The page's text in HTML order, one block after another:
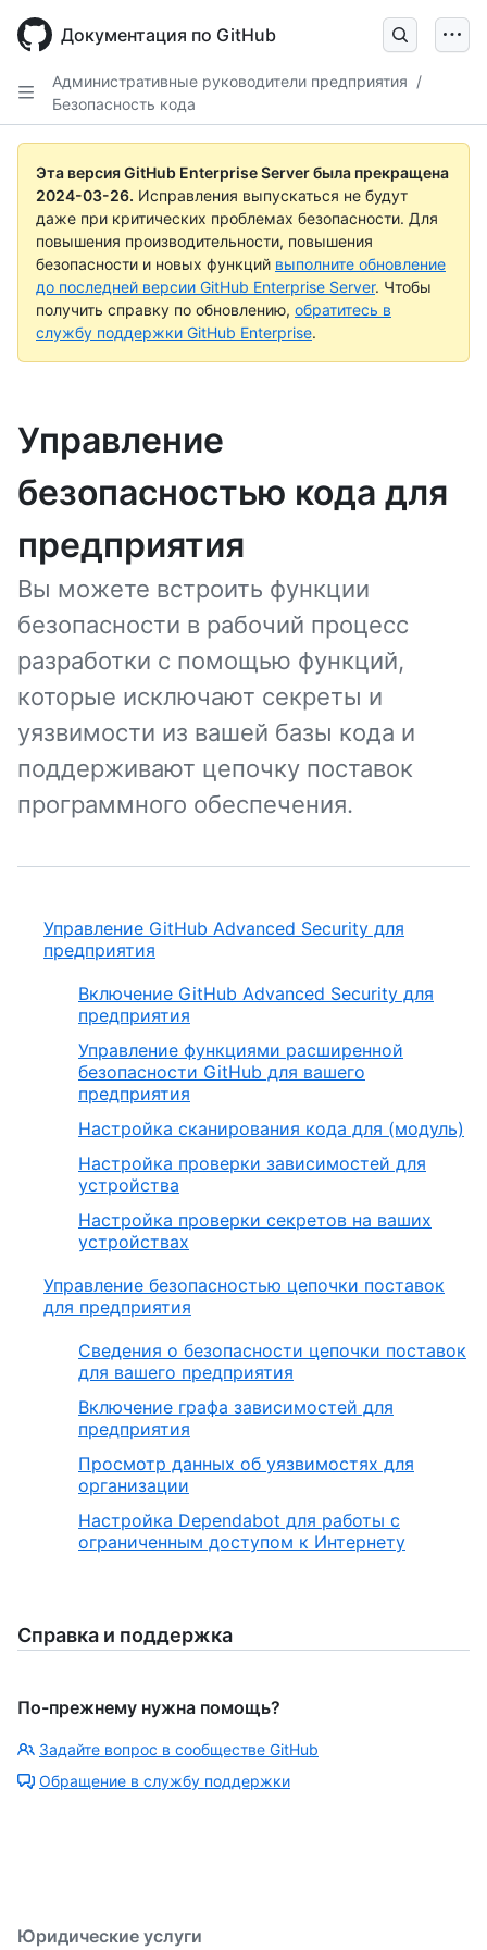
main
Документация по GitHub
Административные руководители предприятия /
Безопасность кода
Эта версия GitHub Enterprise Server была прекращена
2024-03-26. Исправления выпускаться не будут
даже при критических проблемах безопасности. Для
повышения производительности, повышения
безопасности и новых функций выполните обновление
до последней версии GitHub Enterprise Server. Чтобы
получить справку по обновлению, обратитесь в
службу поддержки GitHub Enterprise.
Управление
безопасностью кода для
предприятия
Вы можете встроить функции
безопасности в рабочий процесс
разработки с помощью функций,
которые исключают секреты и
уязвимости из вашей базы кода и
поддерживают цепочку поставок
программного обеспечения.
Управление GitHub Advanced Security для
предприятия
Включение GitHub Advanced Security для
предприятия
Управление функциями расширенной
безопасности GitHub для вашего
предприятия
Настройка сканирования кода для (модуль)
Настройка проверки зависимостей для
устройства
Настройка проверки секретов на ваших
устройствах
Управление безопасностью цепочки поставок
для предприятия
Сведения о безопасности цепочки поставок
для вашего предприятия
Включение графа зависимостей для
предприятия
Просмотр данных об уязвимостях для
организации
Настройка Dependabot для работы с
ограниченным доступом к Интернету
Справка и поддержка
По-прежнему нужна помощь?
Задайте вопрос в сообществе GitHub
Обращение в службу поддержки
Юридические услуги